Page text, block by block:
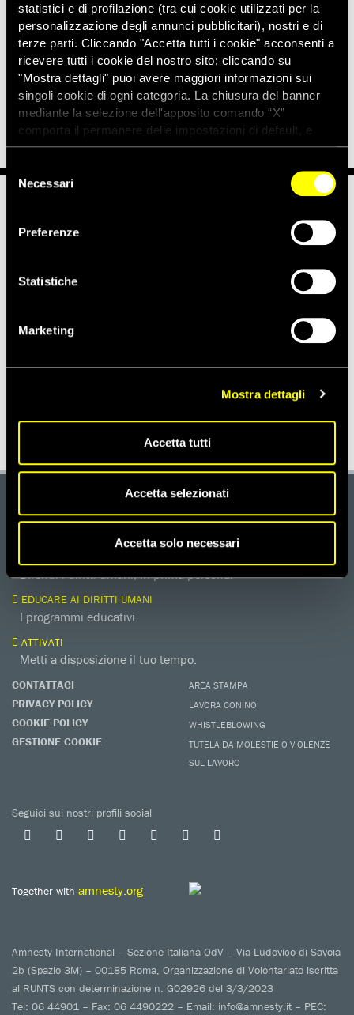
statistici e di profilazione (tra cui cookie utilizzati per la
personalizzazione degli annunci pubblicitari), nostri e di
terze parti. Cliccando "Accetta tutti i cookie" acconsenti a
ricevere tutti i cookie del nostro sito; cliccando su
"Mostra dettagli" puoi avere maggiori informazioni sui
singoli cookie di ogni categoria. La chiusura del banner
mediante la selezione dell'apposito comando “X”
comporta il permanere delle impostazioni di default, e
dunque la continuazione della navigazione con i cookie
dei cookie attivi sul sito clicca
Selezione
delNecessari
Preferenze
Statistiche
Marketing
Mostra dettagli
Accetta tutti
Accetta selezionati
Accetta solo necessari
Dall’inizio delle proteste Euromaydan, i manifestanti hanno
dovuto fronteggiare unuso non necessario, eccessivo o
sproporzionato della forza da parte della polizia. Unito al
ricorso alla tortura e ad altri maltrattamenti delle persone in
custodia, si tratta di una violazione dei diritti umani
fondamentali dei cittadini.
Notizie correlate per paese
DONA
Difendi i diritti umani, in prima persona.
EDUCARE AI DIRITTI UMANI
I programmi educativi.
ATTIVATI
Metti a disposizione il tuo tempo.
CONTATTACI
PRIVACY POLICY
COOKIE POLICY
GESTIONE COOKIE
AREA STAMPA
LAVORA CON NOI
WHISTLEBLOWING
TUTELA DA MOLESTIE O VIOLENZE
SUL LAVORO
Seguici sui nostri profili social
Together with amnesty.org
Amnesty International – Sezione Italiana OdV – Via Ludovico di Savoia
2b (Spazio 3M) – 00185 Roma, Organizzazione di Volontariato iscritta
al RUNTS con determinazione n. G02926 del 3/3/2023
Tel: 06 44901 – Fax: 06 4490222 – Email: info@amnesty.it – PEC: